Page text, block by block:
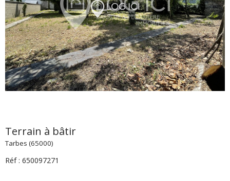
Terrain à bâtir
Tarbes (65000)
Réf : 650097271